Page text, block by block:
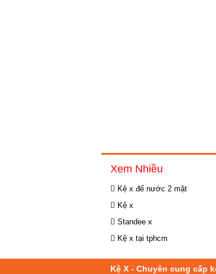
Xem Nhiều
Kệ x đế nước 2 mặt
Kệ x
Standee x
Kệ x tại tphcm
Kệ X - Chuyên cung cấp